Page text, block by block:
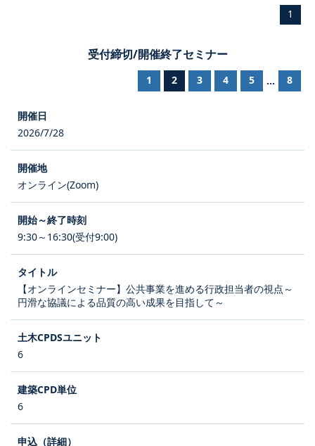
1
受付締切/開催終了セミナー
1 2 3 4 5 ... 8
2026/7/28
オンライン(Zoom)
9:30～16:30(受付9:00)
【オンラインセミナー】公共事業を進める行政担当者の視点～
円滑な協議による品質の高い成果を目指して～
6
6